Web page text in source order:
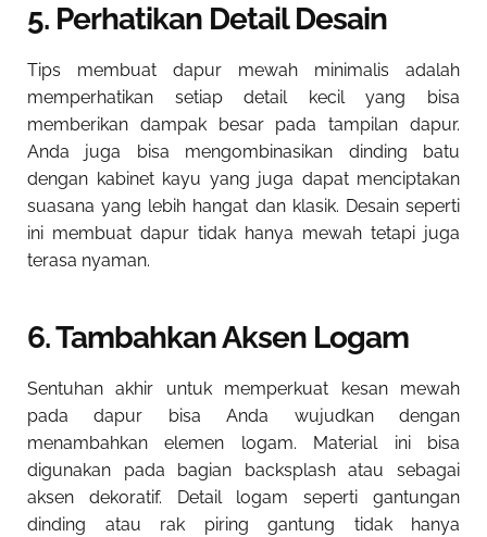
5. Perhatikan Detail Desain
Tips membuat dapur mewah minimalis adalah
memperhatikan setiap detail kecil yang bisa
memberikan dampak besar pada tampilan dapur.
Anda juga bisa mengombinasikan dinding batu
dengan kabinet kayu yang juga dapat menciptakan
suasana yang lebih hangat dan klasik. Desain seperti
ini membuat dapur tidak hanya mewah tetapi juga
terasa nyaman.
6. Tambahkan Aksen Logam
Sentuhan akhir untuk memperkuat kesan mewah
pada dapur bisa Anda wujudkan dengan
menambahkan elemen logam. Material ini bisa
digunakan pada bagian backsplash atau sebagai
aksen dekoratif. Detail logam seperti gantungan
dinding atau rak piring gantung tidak hanya